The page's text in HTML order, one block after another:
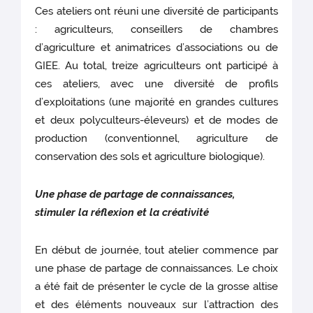
Ces ateliers ont réuni une diversité de participants
: agriculteurs, conseillers de chambres
d’agriculture et animatrices d’associations ou de
GIEE. Au total, treize agriculteurs ont participé à
ces ateliers, avec une diversité de profils
d’exploitations (une majorité en grandes cultures
et deux polyculteurs-éleveurs) et de modes de
production (conventionnel, agriculture de
conservation des sols et agriculture biologique).
Une phase de partage de connaissances,
stimuler la réflexion et la créativité
En début de journée, tout atelier commence par
une phase de partage de connaissances. Le choix
a été fait de présenter le cycle de la grosse altise
et des éléments nouveaux sur l’attraction des